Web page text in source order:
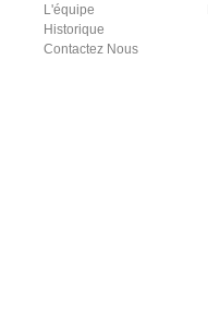
L'équipe
Historique
Contactez Nous